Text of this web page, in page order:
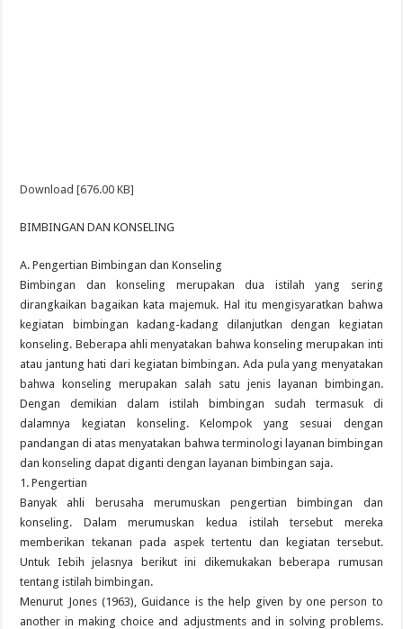
Download [676.00 KB]
BIMBINGAN DAN KONSELING
A. Pengertian Bimbingan dan Konseling
Bimbingan dan konseling merupakan dua istilah yang sering
dirangkaikan bagaikan kata majemuk. Hal itu mengisyaratkan bahwa
kegiatan bimbingan kadang-kadang dilanjutkan dengan kegiatan
konseling. Beberapa ahli menyatakan bahwa konseling merupakan inti
atau jantung hati dari kegiatan bimbingan. Ada pula yang menyatakan
bahwa konseling merupakan salah satu jenis layanan bimbingan.
Dengan demikian dalam istilah bimbingan sudah termasuk di
dalamnya kegiatan konseling. Kelompok yang sesuai dengan
pandangan di atas menyatakan bahwa terminologi layanan bimbingan
dan konseling dapat diganti dengan layanan bimbingan saja.
1. Pengertian
Banyak ahli berusaha merumuskan pengertian bimbingan dan
konseling. Dalam merumuskan kedua istilah tersebut mereka
memberikan tekanan pada aspek tertentu dan kegiatan tersebut.
Untuk Iebih jelasnya berikut ini dikemukakan beberapa rumusan
tentang istilah bimbingan.
Menurut Jones (1963), Guidance is the help given by one person to
another in making choice and adjustments and in solving problems.